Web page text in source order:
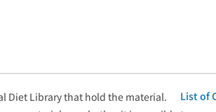
Diet Library that hold the material.
List of